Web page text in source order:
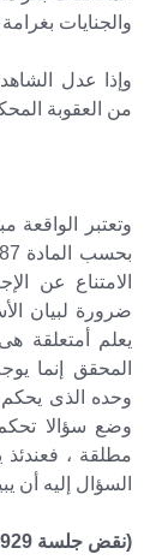
والجنايات
وإذا عدل
من العقوبة
وتعتبر الواقعة
الامتناع عن
ضرورة لبيان
يعلم أمتعلقة
المحقق إنما
وحده الذى يحكم
وضع سؤالا تحكم
مطلقة ،
السؤال إليه أن
(نقض جلسة 2/5/1929 مجموعة القواعد القانونية ج1 ص294) .